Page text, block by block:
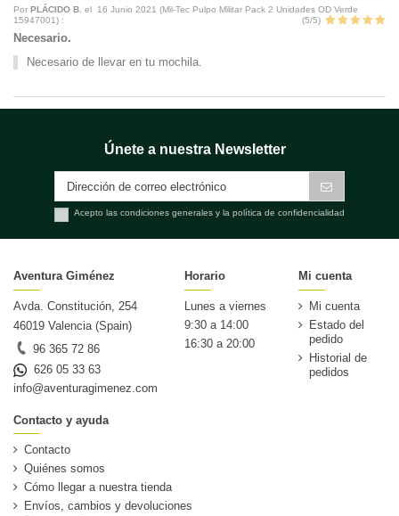
Por PLÁCIDO B. el 16 Junio 2021 (Mil-Tec Pulpo Militar Pack 2 Unidades OD Verde
15947001) : (5/5)
Necesario.
Necesario de llevar en tu mochila.
Únete a nuestra Newsletter
Acepto las condiciones generales y la política de confidencialidad
Aventura Giménez
Avda. Constitución, 254
46019 Valencia (Spain)
96 365 72 86
626 05 33 63
info@aventuragimenez.com
Horario
Lunes a viernes
9:30 a 14:00
16:30 a 20:00
Mi cuenta
Mi cuenta
Estado del
pedido
Historial de
pedidos
Contacto y ayuda
Contacto
Quiénes somos
Cómo llegar a nuestra tienda
Envíos, cambios y devoluciones